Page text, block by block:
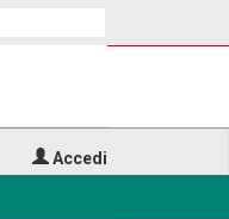
Accedi